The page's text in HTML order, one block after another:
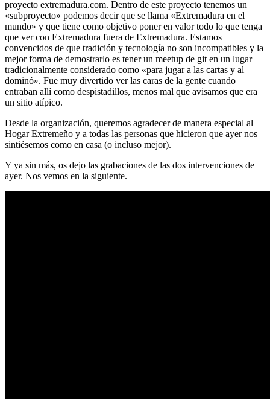
proyecto extremadura.com. Dentro de este proyecto tenemos un
«subproyecto» podemos decir que se llama «Extremadura en el
mundo» y que tiene como objetivo poner en valor todo lo que tenga
que ver con Extremadura fuera de Extremadura. Estamos
convencidos de que tradición y tecnología no son incompatibles y la
mejor forma de demostrarlo es tener un meetup de git en un lugar
tradicionalmente considerado como «para jugar a las cartas y al
dominó». Fue muy divertido ver las caras de la gente cuando
entraban allí como despistadillos, menos mal que avisamos que era
un sitio atípico.
Desde la organización, queremos agradecer de manera especial al
Hogar Extremeño y a todas las personas que hicieron que ayer nos
sintiésemos como en casa (o incluso mejor).
Y ya sin más, os dejo las grabaciones de las dos intervenciones de
ayer. Nos vemos en la siguiente.